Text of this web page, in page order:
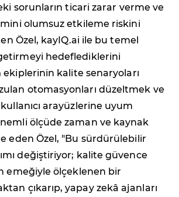
sorunların ticari zarar verme ve
olumsuz etkileme riskini
Özel, kayIQ.ai ile bu temel
hedeflediklerini
ekiplerinin kalite senaryoları
otomasyonları düzeltmek ve
arayüzlerine uyum
ölçüde zaman ve kaynak
eden Özel, "Bu sürdürülebilir
değiştiriyor; kalite güvence
emeğiyle ölçeklenen bir
çıkarıp, yapay zekâ ajanları